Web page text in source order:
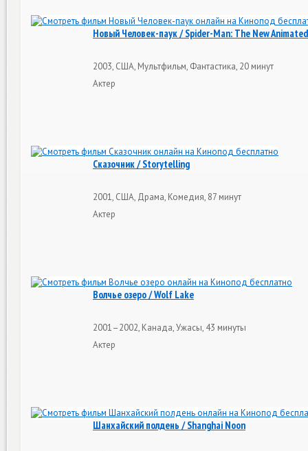
Новый Человек-паук / Spider-Man: The New
2003, США, Мультфильм, Фантастика, 20 минут
Актер
Сказочник / Storytelling
2001, США, Драма, Комедия, 87 минут
Актер
Волчье озеро / Wolf Lake
2001–2002, Канада, Ужасы, 43 минуты
Актер
Шанхайский полдень / Shanghai Noon